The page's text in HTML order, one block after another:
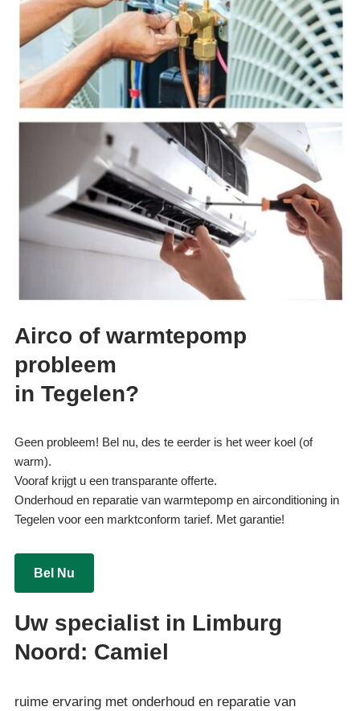
Airco of warmtepomp
probleem
in Tegelen?
Geen probleem! Bel nu, des te eerder is het weer koel (of
warm).
Vooraf krijgt u een transparante offerte.
Onderhoud en reparatie van warmtepomp en airconditioning in
Tegelen voor een marktconform tarief. Met garantie!
Bel Nu
Uw specialist in Limburg
Noord: Camiel
ruime ervaring met onderhoud en reparatie van